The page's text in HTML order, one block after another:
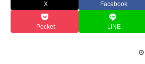
X Facebook
Pocket LINE